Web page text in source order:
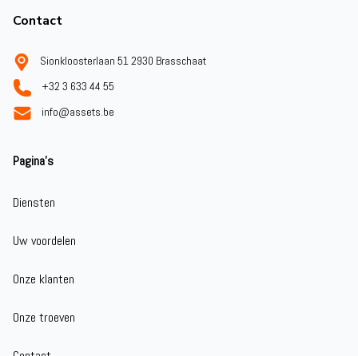
Contact
Sionkloosterlaan 51 2930 Brasschaat
+32 3 633 44 55
info@assets.be
Pagina's
Diensten
Uw voordelen
Onze klanten
Onze troeven